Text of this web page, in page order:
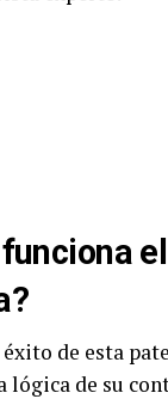
de esta
lógica de su